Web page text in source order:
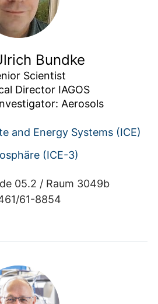
Bundke
Scientist
Director IAGOS
Aerosols
and Energy Systems (ICE)
(ICE-3)
05.2 / Raum 3049b
61-8854